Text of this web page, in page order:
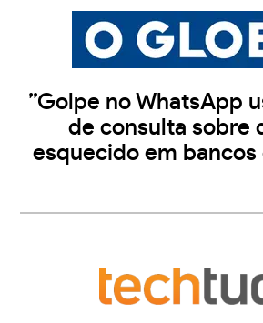
”Golpe no WhatsApp
de consulta sobre
esquecido em bancos